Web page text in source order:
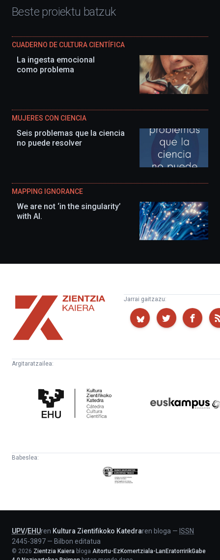
Beste proiektu batzuk
CUADERNO DE CULTURA CIENTÍFICA
La ingesta emocional
como problema
MUJERES CON CIENCIA
Seis problemas que la ciencia
no puede resolver
MAPPING IGNORANCE
We are not ‘in the singularity’
with AI.
Zientzia
Kaiera
Jarrai gaitzazu:
Argitaratzailea:
Zientifikoko
Katedra
Babeslea:
Eusko
Jaurlaritza
UPV/EHUren Kultura Zientifikoko Katedraren bloga — ISSN
2445-3897 — Bilbon editatua
© 2026 Zientzia Kaiera bloga Aitortu-EzKomertziala-LanEratorririkGabe